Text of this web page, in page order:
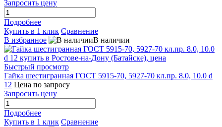
Запросить цену
Подробнее
Купить в 1 клик Сравнение
В избранное
В наличии
Быстрый просмотр
Гайка шестигранная ГОСТ 5915-70, 5927-70 кл.пр. 8.0, 10.0 d
12 Цена по запросу
Запросить цену
Подробнее
Купить в 1 клик Сравнение